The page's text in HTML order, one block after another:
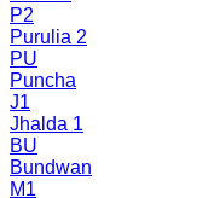
P2
Purulia 2
PU
Puncha
J1
Jhalda 1
BU
Bundwan
M1